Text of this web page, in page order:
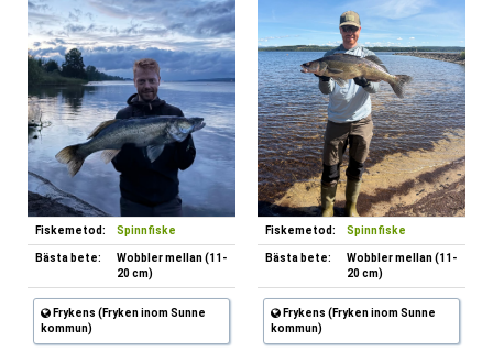
Fiskemetod: Spinnfiske
Bästa bete:
Wobbler mellan (11-
20 cm)
Frykens (Fryken inom Sunne
kommun)
Fiskemetod: Spinnfiske
Bästa bete:
Wobbler mellan (11-
20 cm)
Frykens (Fryken inom Sunne
kommun)